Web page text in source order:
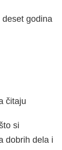
godina
čitaju
si
dobrih dela i